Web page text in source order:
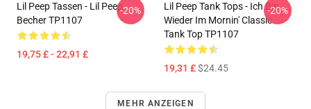
Lil Peep Tassen - Lil Peep
Becher TP1107
19,75 £ - 22,91 £
-20%
Lil Peep Tank Tops - Ich Bin
Wieder Im Mornin' Classic
Tank Top TP1107
19,31 £$24.45
-20%
MEHR ANZEIGEN